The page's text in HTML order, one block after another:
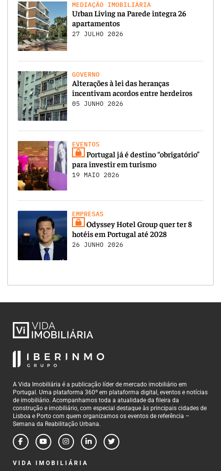
MEDIAÇÃO IMOBILIÁRIA
Urban Living na Parede integra 26
apartamentos
27 JULHO 2026
GOVERNO
Alterações à lei das heranças
incentivam acordos entre herdeiros
05 JUNHO 2026
EVENTOS
Portugal já é destino “obrigatório”
para investir em turismo
19 MAIO 2026
EMPRESAS
Odyssey Hotel Group quer ter 8
hotéis em Portugal até 2028
26 JUNHO 2026
A Vida Imobiliária é a publicação líder de mercado imobiliário em
Portugal. Uma plataforma 360º em plataforma digital, eventos e notícias
de imobiliário. Acompanhamos toda a atualidade da fileira da
construção e imobiliário, com especial destaque às principais cidades de
Lisboa e Porto com quem organizamos os eventos de referência –
Semana da Reabilitação Urbana.
VIDA IMOBILIÁRIA